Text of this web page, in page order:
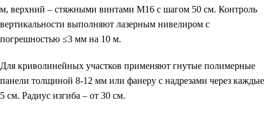
м, верхний – стяжными винтами М16 с шагом 50 см. Контроль
вертикальности выполняют лазерным нивелиром с
погрешностью ≤3 мм на 10 м.
Для криволинейных участков применяют гнутые полимерные
панели толщиной 8-12 мм или фанеру с надрезами через каждые
5 см. Радиус изгиба – от 30 см.